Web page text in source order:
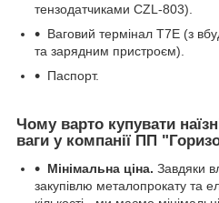
тензодатчиками CZL-803).
Ваговий термінал T7E (з
та зарядним пристроєм).
Паспорт.
Чому варто купувати
ваги у компанії ПП
Мінімальна ціна. Завдяки
закупівлю металопрокату та